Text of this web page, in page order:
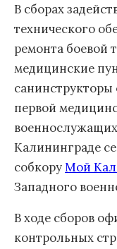
В сборах
технического
ремонта боевой
медицинские
санинструкторы
первой
Калининграде
собкоруМой
Западного
В ходе сборов
контрольных